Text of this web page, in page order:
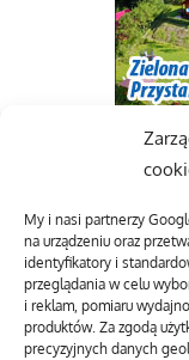
My i nasi partnerzy
na urządzeniu oraz
identyfikatory i
przeglądania w celu
i reklam, pomiaru
produktów. Za zgodą
precyzyjnych danych